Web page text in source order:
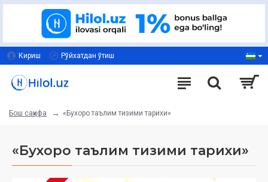
Кириш Рўйхатдан ўтиш
Бош саҳифа «Бухоро таълим тизими тарихи»
«Бухоро таълим тизими тарихи»